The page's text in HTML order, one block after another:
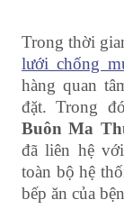
Trong thời
lưới chống
hàng quan
đặt. Trong
Buôn Ma
đã liên hệ với
toàn bộ hệ
bếp ăn của